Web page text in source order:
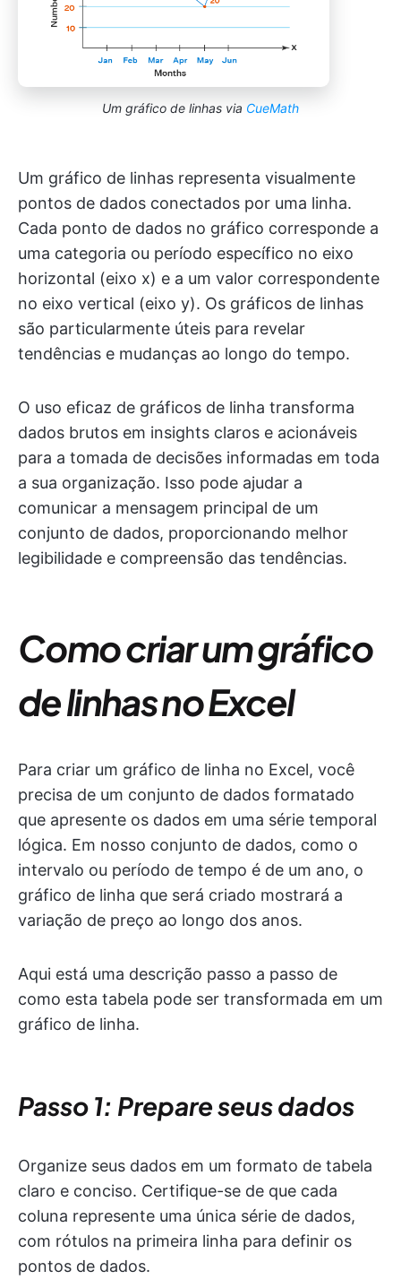
Um gráfico de linhas via CueMath
Um gráfico de linhas representa visualmente
pontos de dados conectados por uma linha.
Cada ponto de dados no gráfico corresponde a
uma categoria ou período específico no eixo
horizontal (eixo x) e a um valor correspondente
no eixo vertical (eixo y). Os gráficos de linhas
são particularmente úteis para revelar
tendências e mudanças ao longo do tempo.
O uso eficaz de gráficos de linha transforma
dados brutos em insights claros e acionáveis
para a tomada de decisões informadas em toda
a sua organização. Isso pode ajudar a
comunicar a mensagem principal de um
conjunto de dados, proporcionando melhor
legibilidade e compreensão das tendências.
Como criar um gráfico
de linhas no Excel
Para criar um gráfico de linha no Excel, você
precisa de um conjunto de dados formatado
que apresente os dados em uma série temporal
lógica. Em nosso conjunto de dados, como o
intervalo ou período de tempo é de um ano, o
gráfico de linha que será criado mostrará a
variação de preço ao longo dos anos.
Aqui está uma descrição passo a passo de
como esta tabela pode ser transformada em um
gráfico de linha.
Passo 1: Prepare seus dados
Organize seus dados em um formato de tabela
claro e conciso. Certifique-se de que cada
coluna represente uma única série de dados,
com rótulos na primeira linha para definir os
pontos de dados.